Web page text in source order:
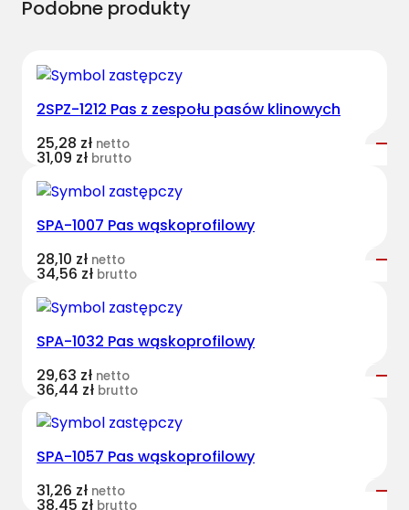
Podobne produkty
2SPZ-1212 Pas z zespołu pasów klinowych
25,28 zł netto
31,09 zł brutto
SPA-1007 Pas wąskoprofilowy
28,10 zł netto
34,56 zł brutto
SPA-1032 Pas wąskoprofilowy
29,63 zł netto
36,44 zł brutto
SPA-1057 Pas wąskoprofilowy
31,26 zł netto
38,45 zł brutto